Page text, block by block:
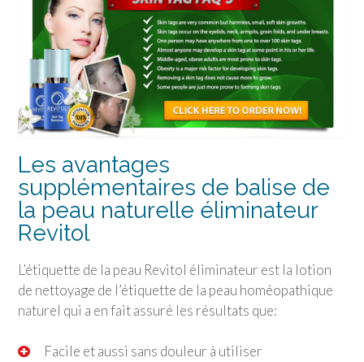
Les avantages
supplémentaires de balise de
la peau naturelle éliminateur
Revitol
L’étiquette de la peau Revitol éliminateur est la lotion
de nettoyage de l’étiquette de la peau homéopathique
naturel qui a en fait assuré les résultats que:
Facile et aussi sans douleur à utiliser